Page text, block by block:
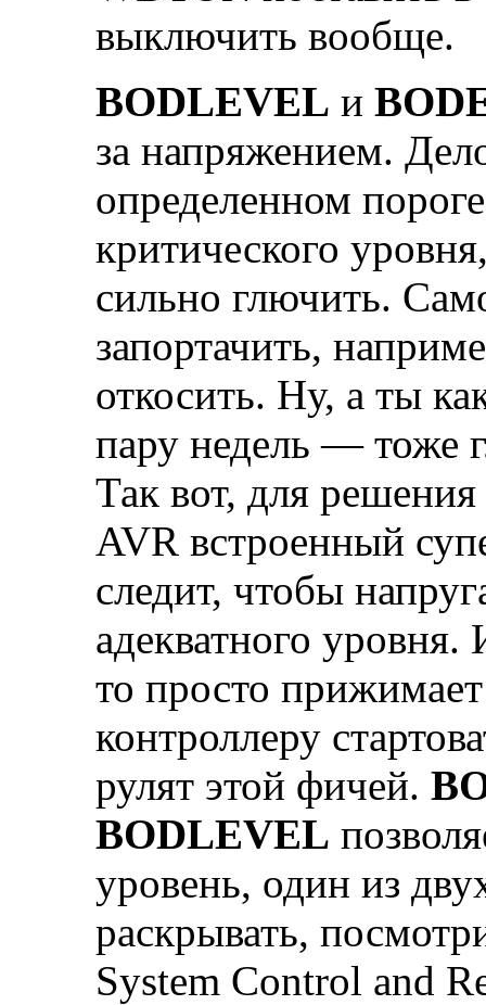
выключить вообще.
BODLEVEL и
за напряжением.
определенном
критического
сильно глючить.
запортачить,
откосить. Ну, а ты
пару недель — тоже
Так вот, для
AVR встроенный
следит, чтобы
адекватного уровня.
то просто
контроллеру
рулят этой фичей.
BODLEVEL
уровень, один из
раскрывать,
System Control and